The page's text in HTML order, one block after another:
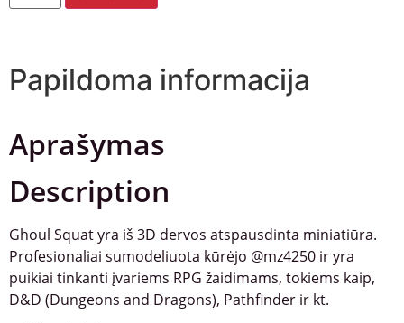
Papildoma informacija
Aprašymas
Description
Ghoul Squat yra iš 3D dervos atspausdinta miniatiūra.
Profesionaliai sumodeliuota kūrėjo @mz4250 ir yra
puikiai tinkanti įvariems RPG žaidimams, tokiems kaip,
D&D (Dungeons and Dragons), Pathfinder ir kt.